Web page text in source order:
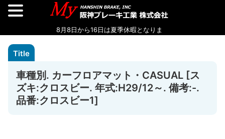
車種別. カーフロアマット・CASUAL [ス
ズキ:クロスビー. 年式:H29/12～. 備考:-.
品番:クロスビー1]